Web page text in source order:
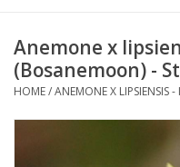
Voorjaarsbloeiers
Anemone x
(Bosanemoon) -
HOME/ANEMONE X LIPSIENSIS